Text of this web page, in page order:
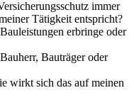
immer
Tätigkeit entspricht?
erbringe oder
Bauträger oder
wirkt sich das auf meinen